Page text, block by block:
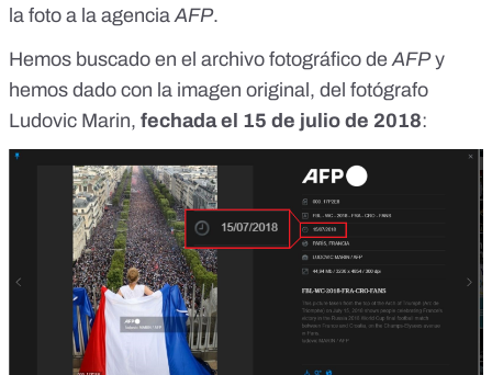
la foto a la agencia AFP.
Hemos buscado en el archivo fotográfico de AFPy
hemos dado con la imagen original, del fotógrafo
Ludovic Marin, fechada el 15 de julio de 2018: